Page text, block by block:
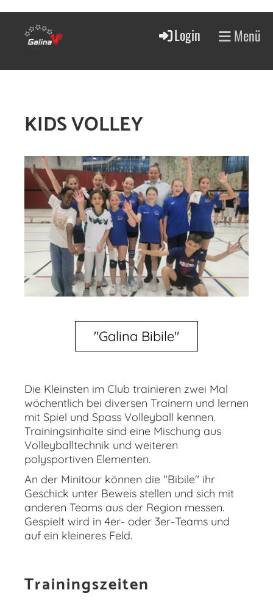
Login Menü
KIDS VOLLEY
"Galina Bibile"
Die Kleinsten im Club trainieren zwei Mal
wöchentlich bei diversen Trainern und lernen
mit Spiel und Spass Volleyball kennen.
Trainingsinhalte sind eine Mischung aus
Volleyballtechnik und weiteren
polysportiven Elementen.
An der Minitour können die "Bibile" ihr
Geschick unter Beweis stellen und sich mit
anderen Teams aus der Region messen.
Gespielt wird in 4er- oder 3er-Teams und
auf ein kleineres Feld.
Trainingszeiten